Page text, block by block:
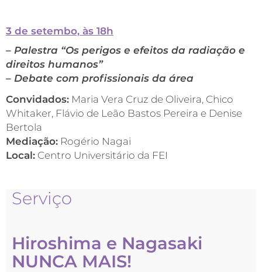
3 de setembo, às 18h
– Palestra “Os perigos e efeitos da radiação e
direitos humanos”
– Debate com profissionais da área
Convidados: Maria Vera Cruz de Oliveira, Chico
Whitaker, Flávio de Leão Bastos Pereira e Denise
Bertola
Mediação: Rogério Nagai
Local: Centro Universitário da FEI
Serviço
Hiroshima e Nagasaki
NUNCA MAIS!